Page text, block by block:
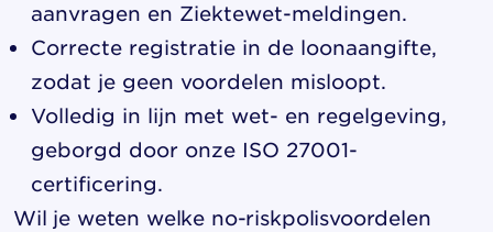
aanvragen en Ziektewet-meldingen.
Correcte registratie in de loonaangifte,
zodat je geen voordelen misloopt.
Volledig in lijn met wet- en regelgeving,
geborgd door onze ISO 27001-
certificering.
Wil je weten welke no-riskpolisvoordelen